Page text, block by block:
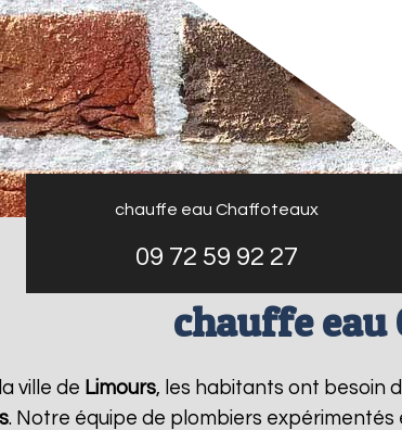
chauffe eau Chaffoteaux
09 72 59 92 27
chauffe
ville de Limours, les habitants ont besoin
. Notre équipe de plombiers